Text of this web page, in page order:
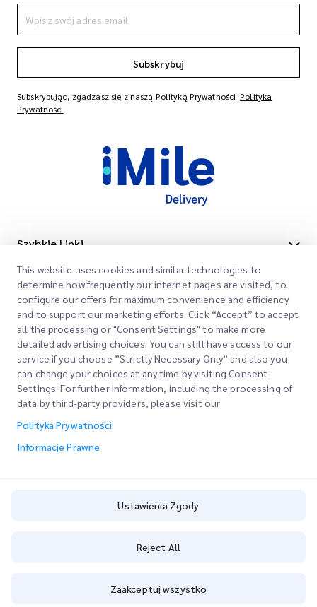
Subskrybuj
Subskrybując, zgadzasz się z naszą Polityką Prywatności Polityka
Prywatności
Szybkie Linki
Lokalizacje Biur
Poproś o Wycenę
Logowanie Klienta
Rejestracja
Śledź swoje Zamówienie
Firma
O Nas
Kariera
BLOG
ESG
Partner Serwisowy Kanałów
Nasze Usługi
Express customs clearance
Informacje Prawne
ÁLTALÁNOS SZERZŐDÉSI FELTÉTELEK
This website uses cookies and similar technologies to
determine how frequently our internet pages are visited, to
configure our offers for maximum convenience and efficiency
and to support our marketing efforts. Click “Accept” to accept
all the processing or "Consent Settings" to make more
detailed advertising choices. You can still have access to our
service if you choose ”Strictly Necessary Only” and also you
can change your choices at any time by visiting Consent
Settings. For further information, including the processing of
data by third-party providers, please visit our
Polityka Prywatności
Informacje Prawne
Ustawienia Zgody
Reject All
Zaakceptuj wszystko